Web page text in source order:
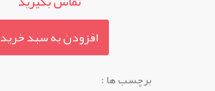
افزودن به سبد خرید
برچسب ها :